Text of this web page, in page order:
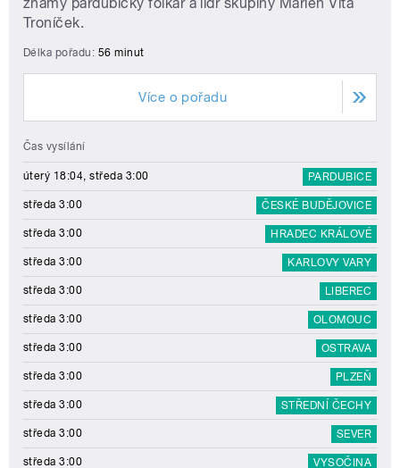
Troníček.
Délka pořadu: 56 minut
Více o pořadu
Čas vysílání
úterý 18:04, středa 3:00 PARDUBICE
středa 3:00 ČESKÉ BUDĚJOVICE
středa 3:00 HRADEC KRÁLOVÉ
středa 3:00 KARLOVY VARY
středa 3:00 LIBEREC
středa 3:00 OLOMOUC
středa 3:00 OSTRAVA
středa 3:00 PLZEŇ
středa 3:00 STŘEDNÍ ČECHY
středa 3:00 SEVER
středa 3:00 VYSOČINA